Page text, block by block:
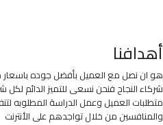
أهدافنا
هو ان نصل مع العميل بأفضل جوده باسعار
شركاء النجاح فنحن نسعى للتميز الدائم
متطلبات العميل وعمل الدراسة المطلوبه
والمنافسين من خلال تواجدهم على الأنترنت